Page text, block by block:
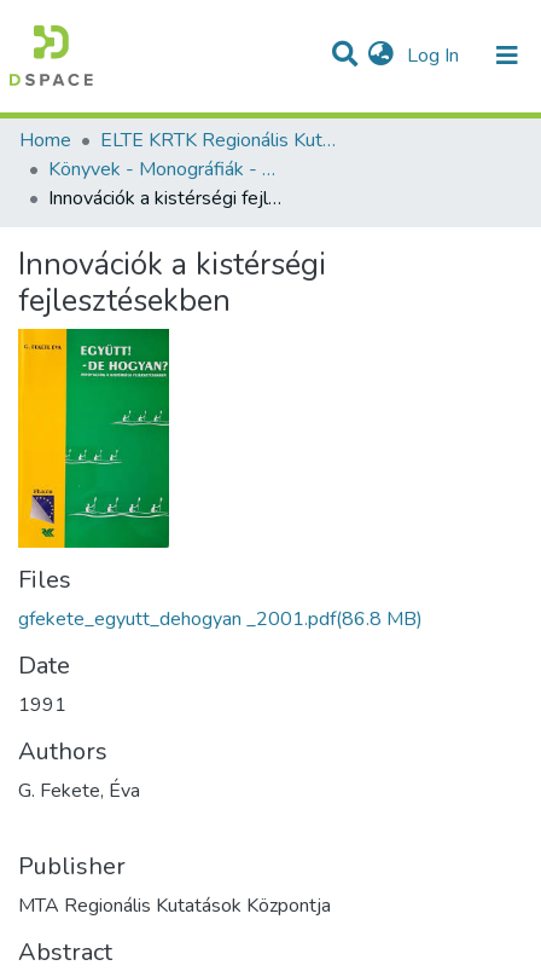
Log In (current)
Communities & Collections
Statistics
All of DSpace
Home
ELTE KRTK Regionális Kutatások Intézete
Könyvek - Monográfiák - magyar nyelvű (RKI)
Innovációk a kistérségi fejlesztésekben
Innovációk a kistérségi
fejlesztésekben
Files
gfekete_egyutt_dehogyan _2001.pdf(86.8 MB)
Date
1991
Authors
G. Fekete, Éva
Publisher
MTA Regionális Kutatások Központja
Abstract